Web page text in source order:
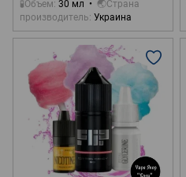
🧪Объем 30 мл
🌏Страна
производитель Украина